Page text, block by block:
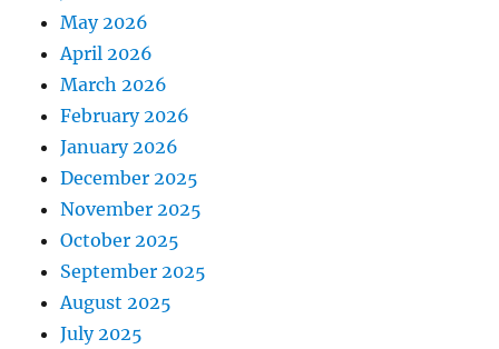
May 2026
April 2026
March 2026
February 2026
January 2026
December 2025
November 2025
October 2025
September 2025
August 2025
July 2025